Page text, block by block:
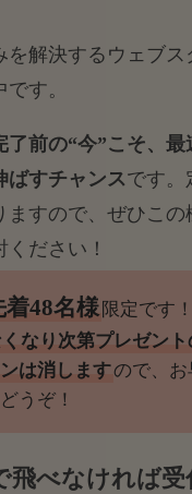
解決するウェブス
す。
了前の“今”こそ、最
ばすチャンスです。
ますので、ぜひこの
ださい！
着48名様 限定です！
なり次第プレゼント
は消しますので、お
うぞ！
飛べなければ受